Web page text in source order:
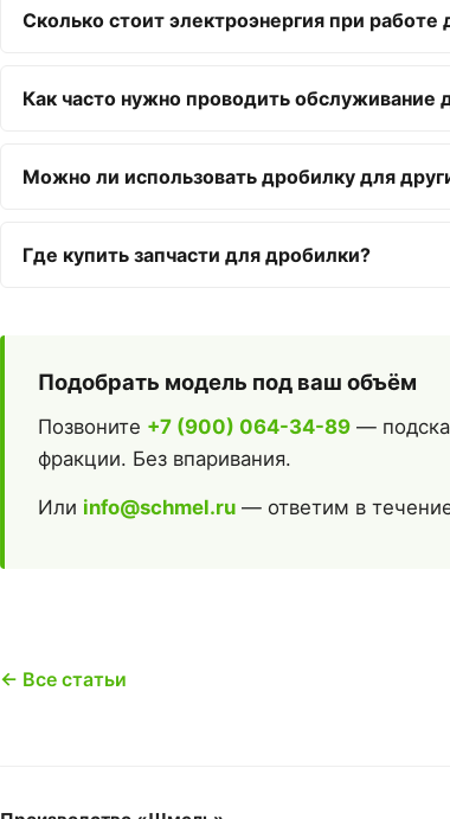
Сколько стоит электроэнергия при работе
Как часто нужно проводить обслуживание
Можно ли использовать дробилку для
Где купить запчасти для дробилки?
Подобрать модель под ваш объём
Позвоните +7 (900) 064-34-89 —
фракции. Без впаривания.
Или info@schmel.ru — ответим в
← Все статьи